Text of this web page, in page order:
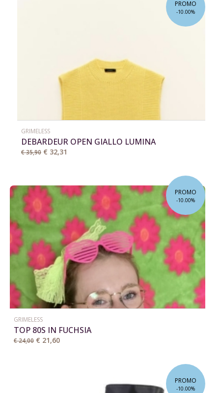
PROMO
-10.00%
GRIMELESS
DEBARDEUR OPEN GIALLO LUMINA
€ 35,90 € 32,31
PROMO
-10.00%
GRIMELESS
TOP 80S IN FUCHSIA
€ 24,00 € 21,60
PROMO
-10.00%